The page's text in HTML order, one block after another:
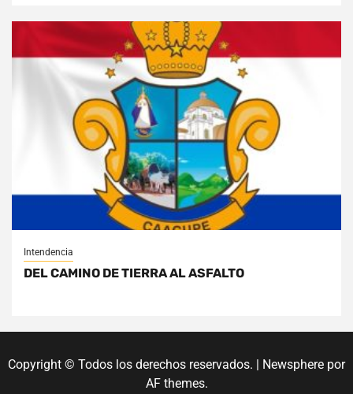
Intendencia
DEL CAMINO DE TIERRA AL ASFALTO
Copyright © Todos los derechos reservados. | Newsphere por
AF themes.